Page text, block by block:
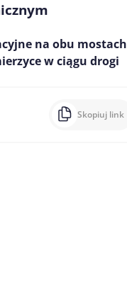
na obu mostach
w ciągu drogi
Skopiuj link